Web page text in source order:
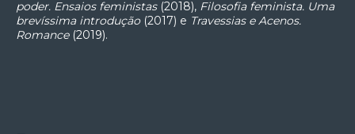
poder. Ensaios feministas(2018), Filosofia feminista. Uma
brevíssima introdução(2017) e Travessias e Acenos.
Romance(2019).